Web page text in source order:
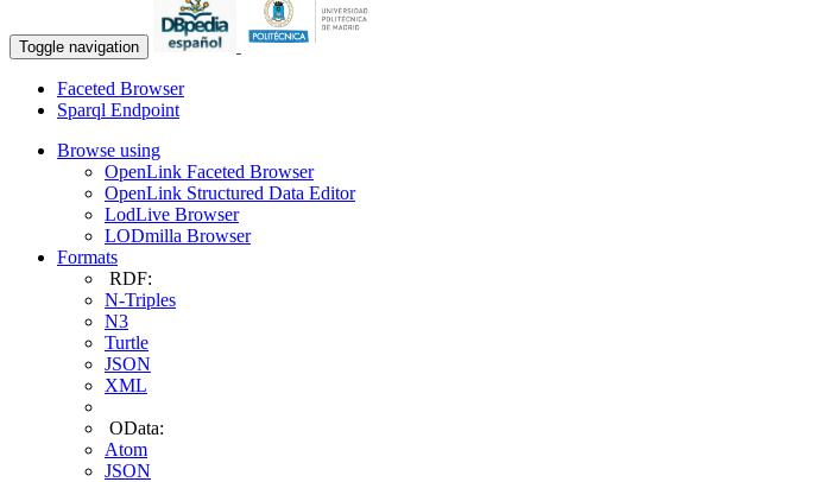
Toggle navigation
Faceted Browser
Sparql Endpoint
Browse using
OpenLink Faceted Browser
OpenLink Structured Data Editor
LodLive Browser
LODmilla Browser
Formats
RDF:
N-Triples
N3
Turtle
JSON
XML
OData:
Atom
JSON